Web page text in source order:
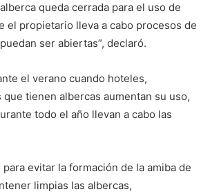
queda cerrada para el uso de
el propietario lleva a cabo procesos de
ser abiertas”, declaró.
el verano cuando hoteles,
que tienen albercas aumentan su uso,
todo el año llevan a cabo las
evitar la formación de la amiba de
limpias las albercas,